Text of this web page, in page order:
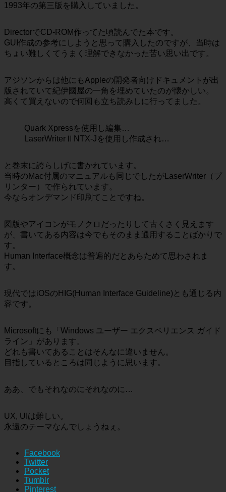
1993年の第三版を購入していました。
DirectorでCD-ROM作ってた頃読んでた本です。
GUI作成の参考にしようと思って購入したのですが、当時は
ちょい難しくてうまく理解できなかった苦い思い出です。
アジソンからは他にもAppleの開発者向けドキュメントが出
版されていて紀伊國屋の一角を埋めていたのが懐かしい。
高くて買えないので何回も立ち読みしに行ってました。
Quark Xpressを使用し編集…
LaserWriterⅡNTX-Jを使用し作成され…
と巻末に誇らしげに書かれています。
当時のMac付属のマニュアルも同じでしたがLaserWriter（プ
リンター）で作られています。
今ならオンデマンド印刷てことですね。
図版やアイコンがモノクロだったりして古くさく見えます
が、書いてある内容は今でもそのまま通用することばかりで
す。
Human Interface概念は普遍的だとあらためて思わされま
す。
現代ではiOSのHIG(Human Interface Guideline)とも通じる内
容です。
Microsoftにも「Windows ユーザー エクスペリエンス ガイド
ライン」があります。
どれも書いてあることはそんなに違いません。
目指しているところは同じように思います。
ああ、でもそれなのにそれなのに…
UX, UIは難しい。
永遠のテーマなんでしょうねぇ。
Facebook
Twitter
Pocket
Tumblr
Pinterest